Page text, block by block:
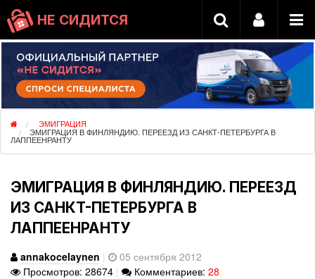
НЕ СИДИТСЯ
ЭМИГРАЦИЯ
ЭМИГРАЦИЯ В ФИНЛЯНДИЮ. ПЕРЕЕЗД ИЗ САНКТ-ПЕТЕРБУРГА В
ЛАППЕЕНРАНТУ
ЭМИГРАЦИЯ В ФИНЛЯНДИЮ. ПЕРЕЕЗД
ИЗ САНКТ-ПЕТЕРБУРГА В
ЛАППЕЕНРАНТУ
annakocelaynen
05 сентября 2012
Просмотров: 28674
Комментариев: 28